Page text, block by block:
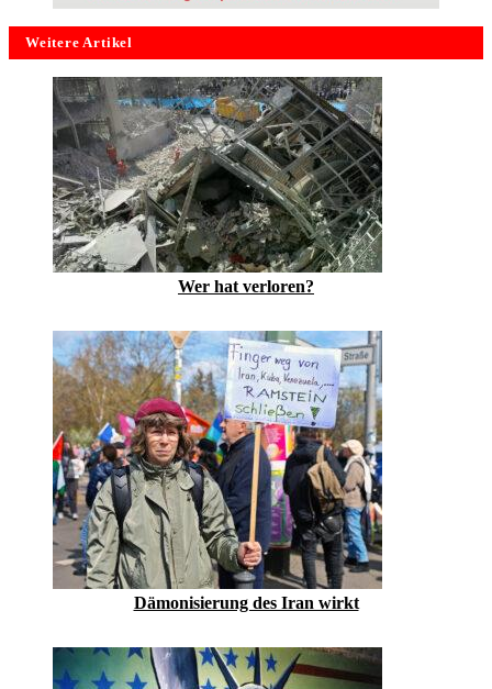
Weitere Artikel
Wer hat verloren?
Dämonisierung des Iran wirkt